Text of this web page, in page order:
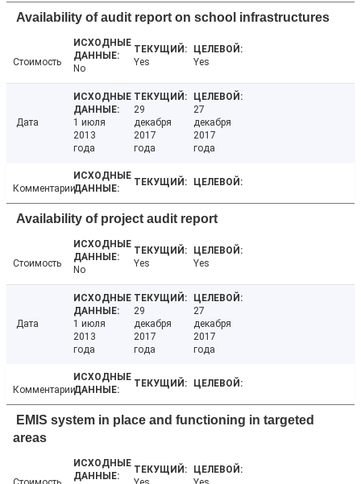
Availability of audit report on school infrastructures
Стоимость
No
Yes Yes
Дата
1 июля
2013
года
29
декабря
2017
года
27
декабря
2017
года
Комментарии
Availability of project audit report
Стоимость
No
Yes Yes
Дата
1 июля
2013
года
29
декабря
2017
года
27
декабря
2017
года
Комментарии
EMIS system in place and functioning in targeted
areas